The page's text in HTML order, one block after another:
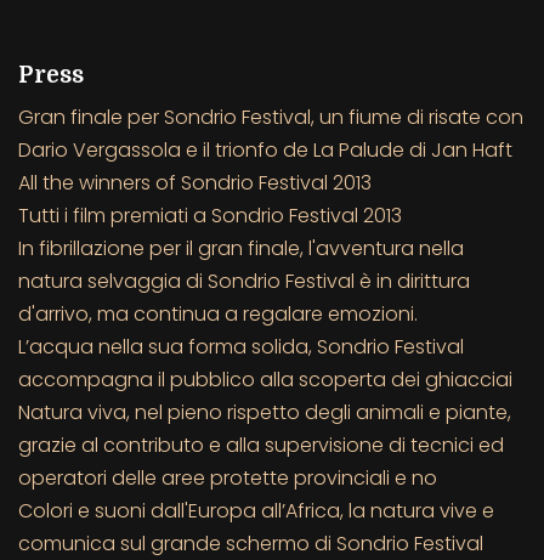
Press
Gran finale per Sondrio Festival, un fiume di risate con
Dario Vergassola e il trionfo de La Palude di Jan Haft
All the winners of Sondrio Festival 2013
Tutti i film premiati a Sondrio Festival 2013
In fibrillazione per il gran finale, l'avventura nella
natura selvaggia di Sondrio Festival è in dirittura
d'arrivo, ma continua a regalare emozioni.
L’acqua nella sua forma solida, Sondrio Festival
accompagna il pubblico alla scoperta dei ghiacciai
Natura viva, nel pieno rispetto degli animali e piante,
grazie al contributo e alla supervisione di tecnici ed
operatori delle aree protette provinciali e no
Colori e suoni dall'Europa all’Africa, la natura vive e
comunica sul grande schermo di Sondrio Festival